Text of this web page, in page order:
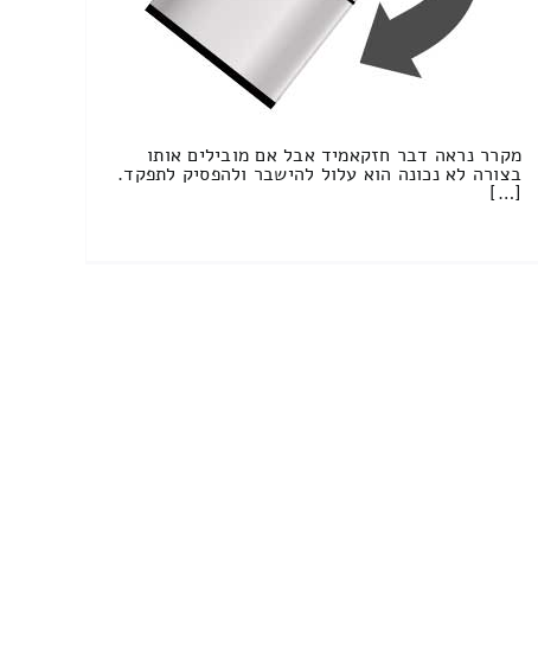
מקרר נראה דבר חזקאמיד אבל אם מובילים אותו
בצורה לא נכונה הוא עלול להישבר ולהפסיק לתפקד.
[…]